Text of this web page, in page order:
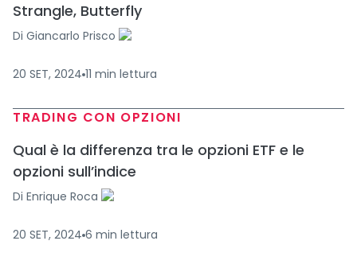
Strangle, Butterfly
Di Giancarlo Prisco
20 SET, 2024 11 min lettura
TRADING CON OPZIONI
Qual è la differenza tra le opzioni ETF e le
opzioni sull’indice
Di Enrique Roca
20 SET, 2024 6 min lettura